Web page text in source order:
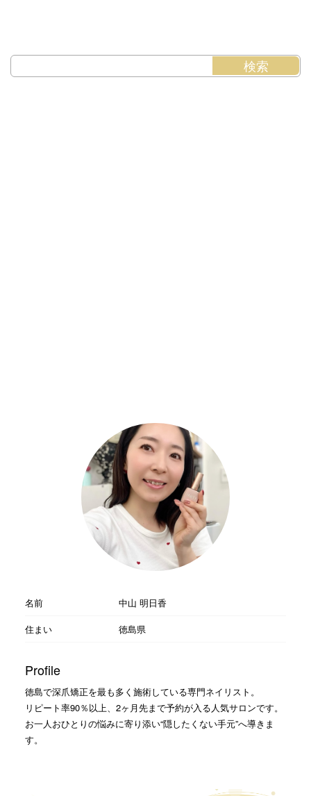
名前
中山 明日香
住まい
徳島県
Profile
徳島で深爪矯正を最も多く施術している専門ネイリスト。
リピート率90％以上、2ヶ月先まで予約が入る人気サロンです。
お一人おひとりの悩みに寄り添い“隠したくない手元”へ導きま
す。